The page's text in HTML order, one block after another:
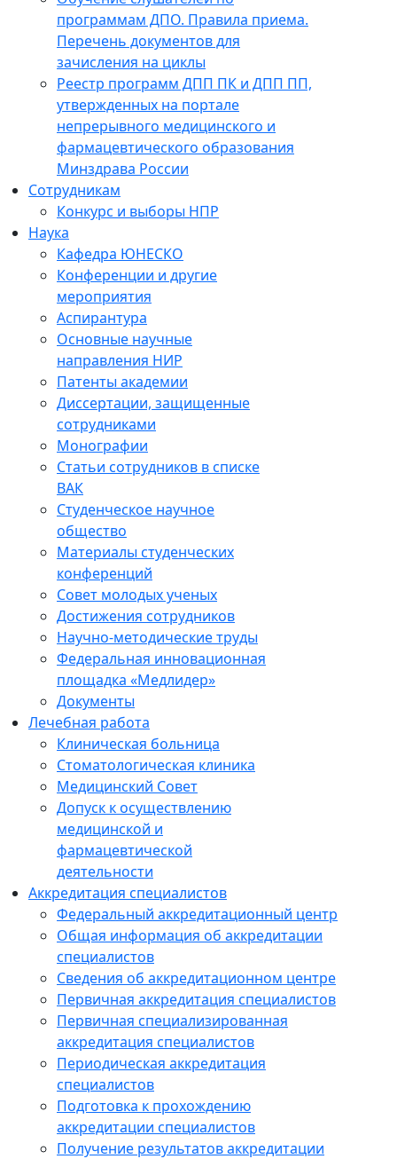
программам ДПО. Правила приема.
Перечень документов для
зачисления на циклы
Реестр программ ДПП ПК и ДПП ПП,
утвержденных на портале
непрерывного медицинского и
фармацевтического образования
Минздрава России
Сотрудникам
Конкурс и выборы НПР
Наука
Кафедра ЮНЕСКО
Конференции и другие
мероприятия
Аспирантура
Основные научные
направления НИР
Патенты академии
Диссертации, защищенные
сотрудниками
Монографии
Статьи сотрудников в списке
ВАК
Студенческое научное
общество
Материалы студенческих
конференций
Совет молодых ученых
Достижения сотрудников
Научно-методические труды
Федеральная инновационная
площадка «Медлидер»
Документы
Лечебная работа
Клиническая больница
Стоматологическая клиника
Медицинский Совет
Допуск к осуществлению
медицинской и
фармацевтической
деятельности
Аккредитация специалистов
Федеральный аккредитационный центр
Общая информация об аккредитации
специалистов
Сведения об аккредитационном центре
Первичная аккредитация специалистов
Первичная специализированная
аккредитация специалистов
Периодическая аккредитация
специалистов
Подготовка к прохождению
аккредитации специалистов
Получение результатов аккредитации